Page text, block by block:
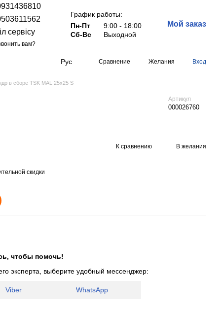
сервісу
вам?
График работы:
Пн-Пт
9:00 - 18:00
Сб-Вс
Выходной
Мой заказ
Рус Сравнение Желания Вход
в сборе TSK MAL 25x25 S
Артикул
000026760
К сравнению В желания
скидки
чтобы помочь!
эксперта, выберите удобный мессенджер:
Viber WhatsApp